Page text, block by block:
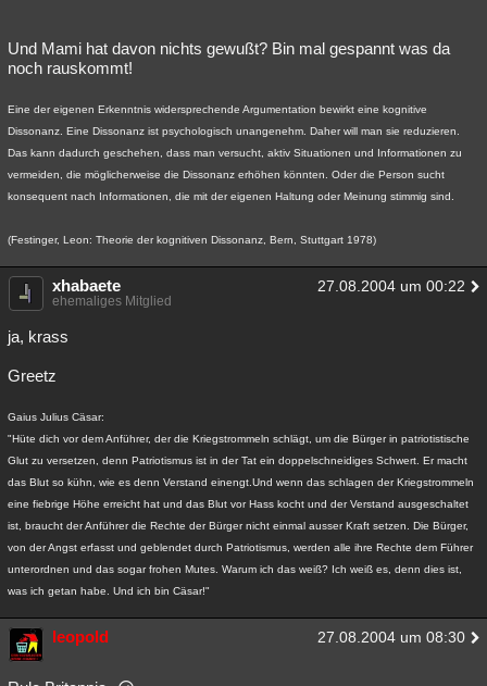
Und Mami hat davon nichts gewußt? Bin mal gespannt was da
noch rauskommt!
Eine der eigenen Erkenntnis widersprechende Argumentation bewirkt eine kognitive
Dissonanz. Eine Dissonanz ist psychologisch unangenehm. Daher will man sie reduzieren.
Das kann dadurch geschehen, dass man versucht, aktiv Situationen und Informationen zu
vermeiden, die möglicherweise die Dissonanz erhöhen könnten. Oder die Person sucht
konsequent nach Informationen, die mit der eigenen Haltung oder Meinung stimmig sind.
(Festinger, Leon: Theorie der kognitiven Dissonanz, Bern, Stuttgart 1978)
xhabaete 27.08.2004 um 00:22
ehemaliges Mitglied
ja, krass
Greetz
Gaius Julius Cäsar:
"Hüte dich vor dem Anführer, der die Kriegstrommeln schlägt, um die Bürger in patriotistische
Glut zu versetzen, denn Patriotismus ist in der Tat ein doppelschneidiges Schwert. Er macht
das Blut so kühn, wie es denn Verstand einengt.Und wenn das schlagen der Kriegstrommeln
eine fiebrige Höhe erreicht hat und das Blut vor Hass kocht und der Verstand ausgeschaltet
ist, braucht der Anführer die Rechte der Bürger nicht einmal ausser Kraft setzen. Die Bürger,
von der Angst erfasst und geblendet durch Patriotismus, werden alle ihre Rechte dem Führer
unterordnen und das sogar frohen Mutes. Warum ich das weiß? Ich weiß es, denn dies ist,
was ich getan habe. Und ich bin Cäsar!"
leopold 27.08.2004 um 08:30